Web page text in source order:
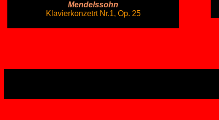
Mendelssohn
Klavierkonzetrt Nr.1, Op. 25